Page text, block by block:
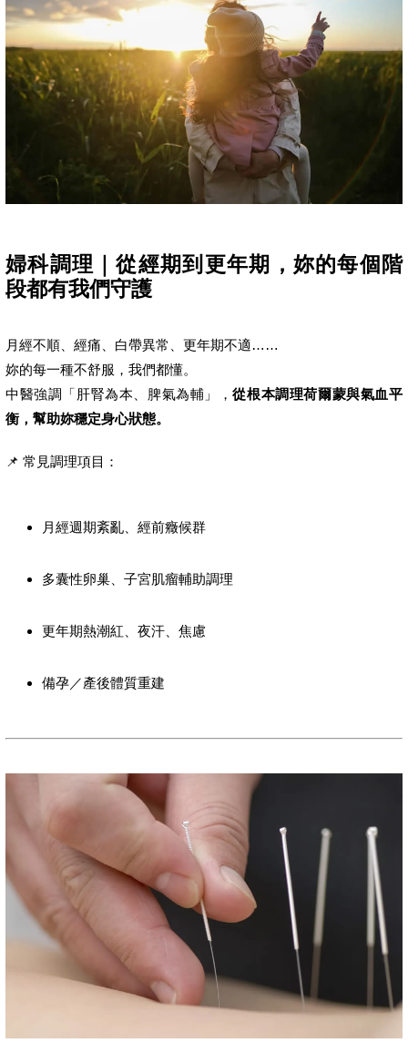
婦科調理｜從經期到更年期，妳的每個階
段都有我們守護
月經不順、經痛、白帶異常、更年期不適……
妳的每一種不舒服，我們都懂。
中醫強調「肝腎為本、脾氣為輔」，從根本調理荷爾蒙與氣血平
衡，幫助妳穩定身心狀態。
📌 常見調理項目：
月經週期紊亂、經前癥候群
多囊性卵巢、子宮肌瘤輔助調理
更年期熱潮紅、夜汗、焦慮
備孕／產後體質重建